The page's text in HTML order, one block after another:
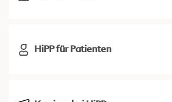
HiPP für Patienten